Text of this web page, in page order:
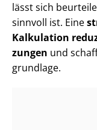
lässt sich
sinnvoll ist. Eine
Kalkulation
zun­gen und
grund­la­ge.